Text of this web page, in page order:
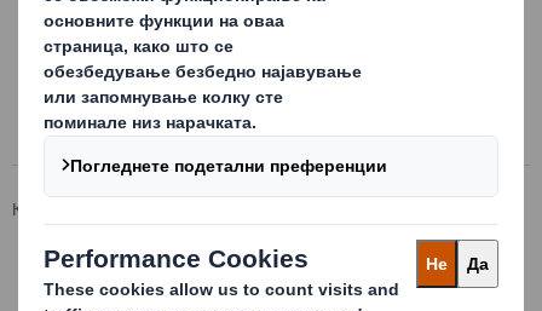
Резултати од гласање Годишно Собрание 2018(1).pdf
Прашања и одговори од Годишно Собрание 2018a.pdf
Корпоративна страна
Годишно собрание на акционери
Годишно собрание на акционери 2018